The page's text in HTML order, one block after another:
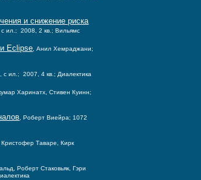
и снижение риска
ил.; 2008, 2 кв.; Вильямс
Eclipse , Анил Хемраджани;
с ил.; 2007, 4 кв.; Диалектика
Харинатх, Стивен Куинн;
, Роберт Виейра; 1072
, Кристофер Таваре, Кирк
Роберт Стаковьяк, Гэри